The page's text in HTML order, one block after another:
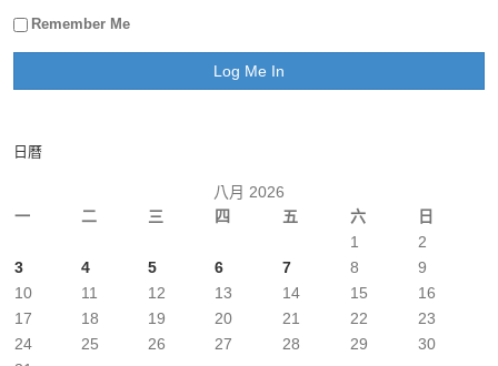
Remember Me
日曆
八月 2026
一
二 三 四 五 六 日
1
2
3
4 5 6 7 8
9
10
11 12 13 14 15
16
17
18 19 20 21 22
23
24
25 26 27 28 29
30